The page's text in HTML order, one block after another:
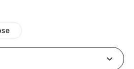
den gewünschten Wert ein